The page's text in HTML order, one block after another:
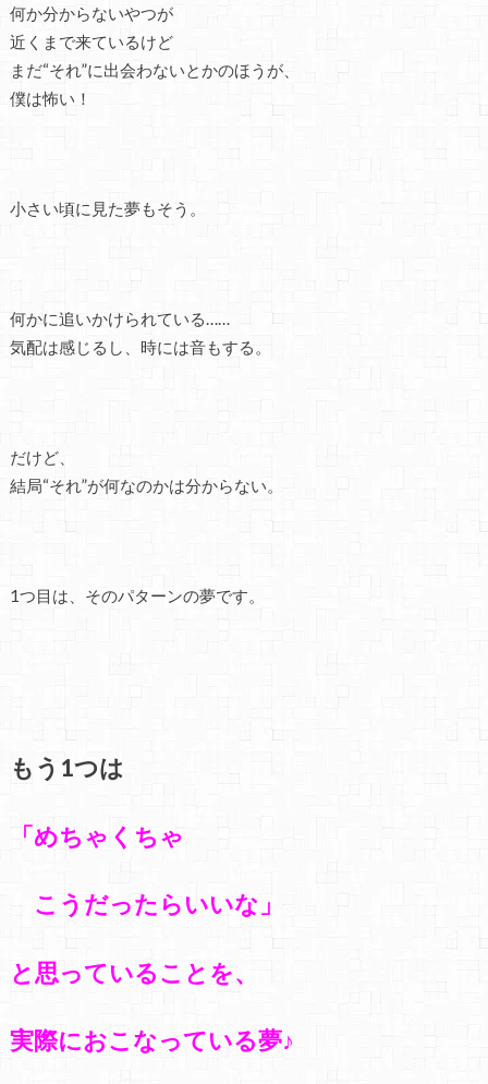
何か分からないやつが
近くまで来ているけど
まだ“それ”に出会わないとかのほうが、
僕は怖い！
小さい頃に見た夢もそう。
何かに追いかけられている……
気配は感じるし、時には音もする。
だけど、
結局“それ”が何なのかは分からない。
1つ目は、そのパターンの夢です。
もう1つは
「めちゃくちゃ
こうだったらいいな」
と思っていることを、
実際におこなっている夢♪